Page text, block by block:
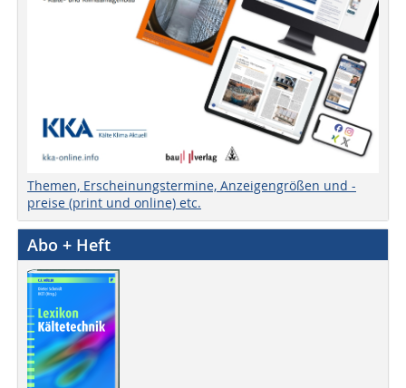
Themen, Erscheinungstermine, Anzeigengrößen und -
preise (print und online) etc.
Abo + Heft